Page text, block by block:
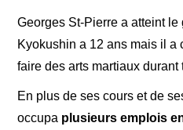
Georges St-Pierre a atteint
Kyokushin a 12 ans mais il a
faire des arts martiaux
En plus de ses cours et de
occupa plusieurs emplois